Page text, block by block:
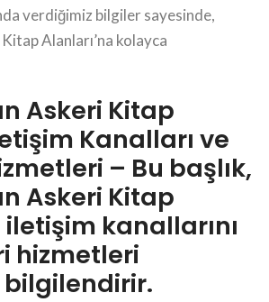
verdiğimiz bilgiler sayesinde,
Alanları’na kolayca
Askeri Kitap
Kanalları ve
– Bu başlık,
Askeri Kitap
iletişim kanallarını
hizmetleri
bilgilendirir.